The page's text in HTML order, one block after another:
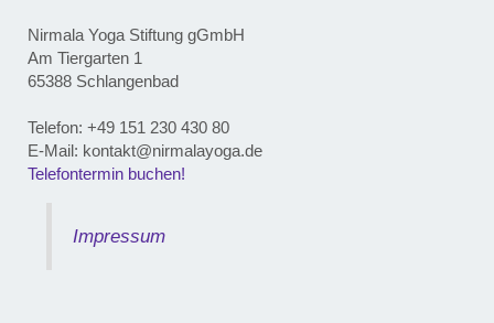
Nirmala Yoga Stiftung gGmbH
Am Tiergarten 1
65388 Schlangenbad
Telefon: ‭+49 151 230 430 80‬
E-Mail: kontakt@nirmalayoga.de
Telefontermin buchen!
Impressum